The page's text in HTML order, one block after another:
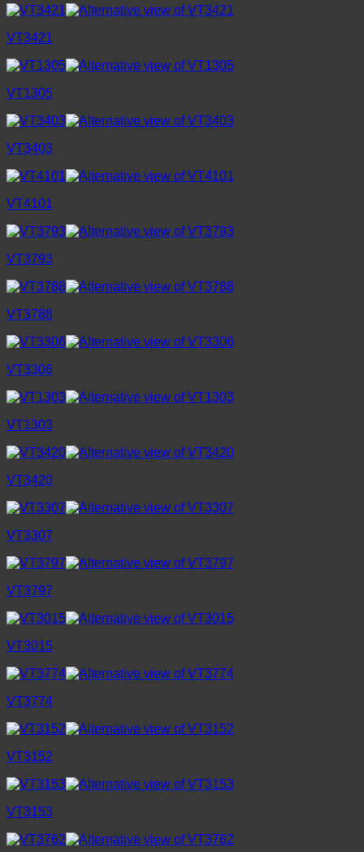
VT3421
VT1305
VT3403
VT4101
VT3793
VT3788
VT3306
VT1303
VT3420
VT3307
VT3797
VT3015
VT3774
VT3152
VT3153